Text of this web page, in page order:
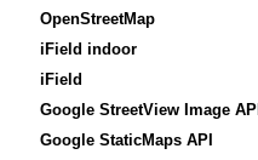
OpenStreetMap
iField indoor
iField
Google StreetView Image API
Google StaticMaps API